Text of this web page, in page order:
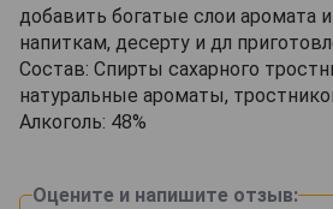
добавить богатые слои аромата
напиткам, десерту и дл
Состав: Спирты сахарного
натуральные ароматы,
Алкоголь: 48%
Оцените и напишите отзыв: